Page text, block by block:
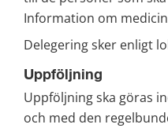
Information om
Delegering sker enligt
Uppföljning
Uppföljning ska göras
och med den